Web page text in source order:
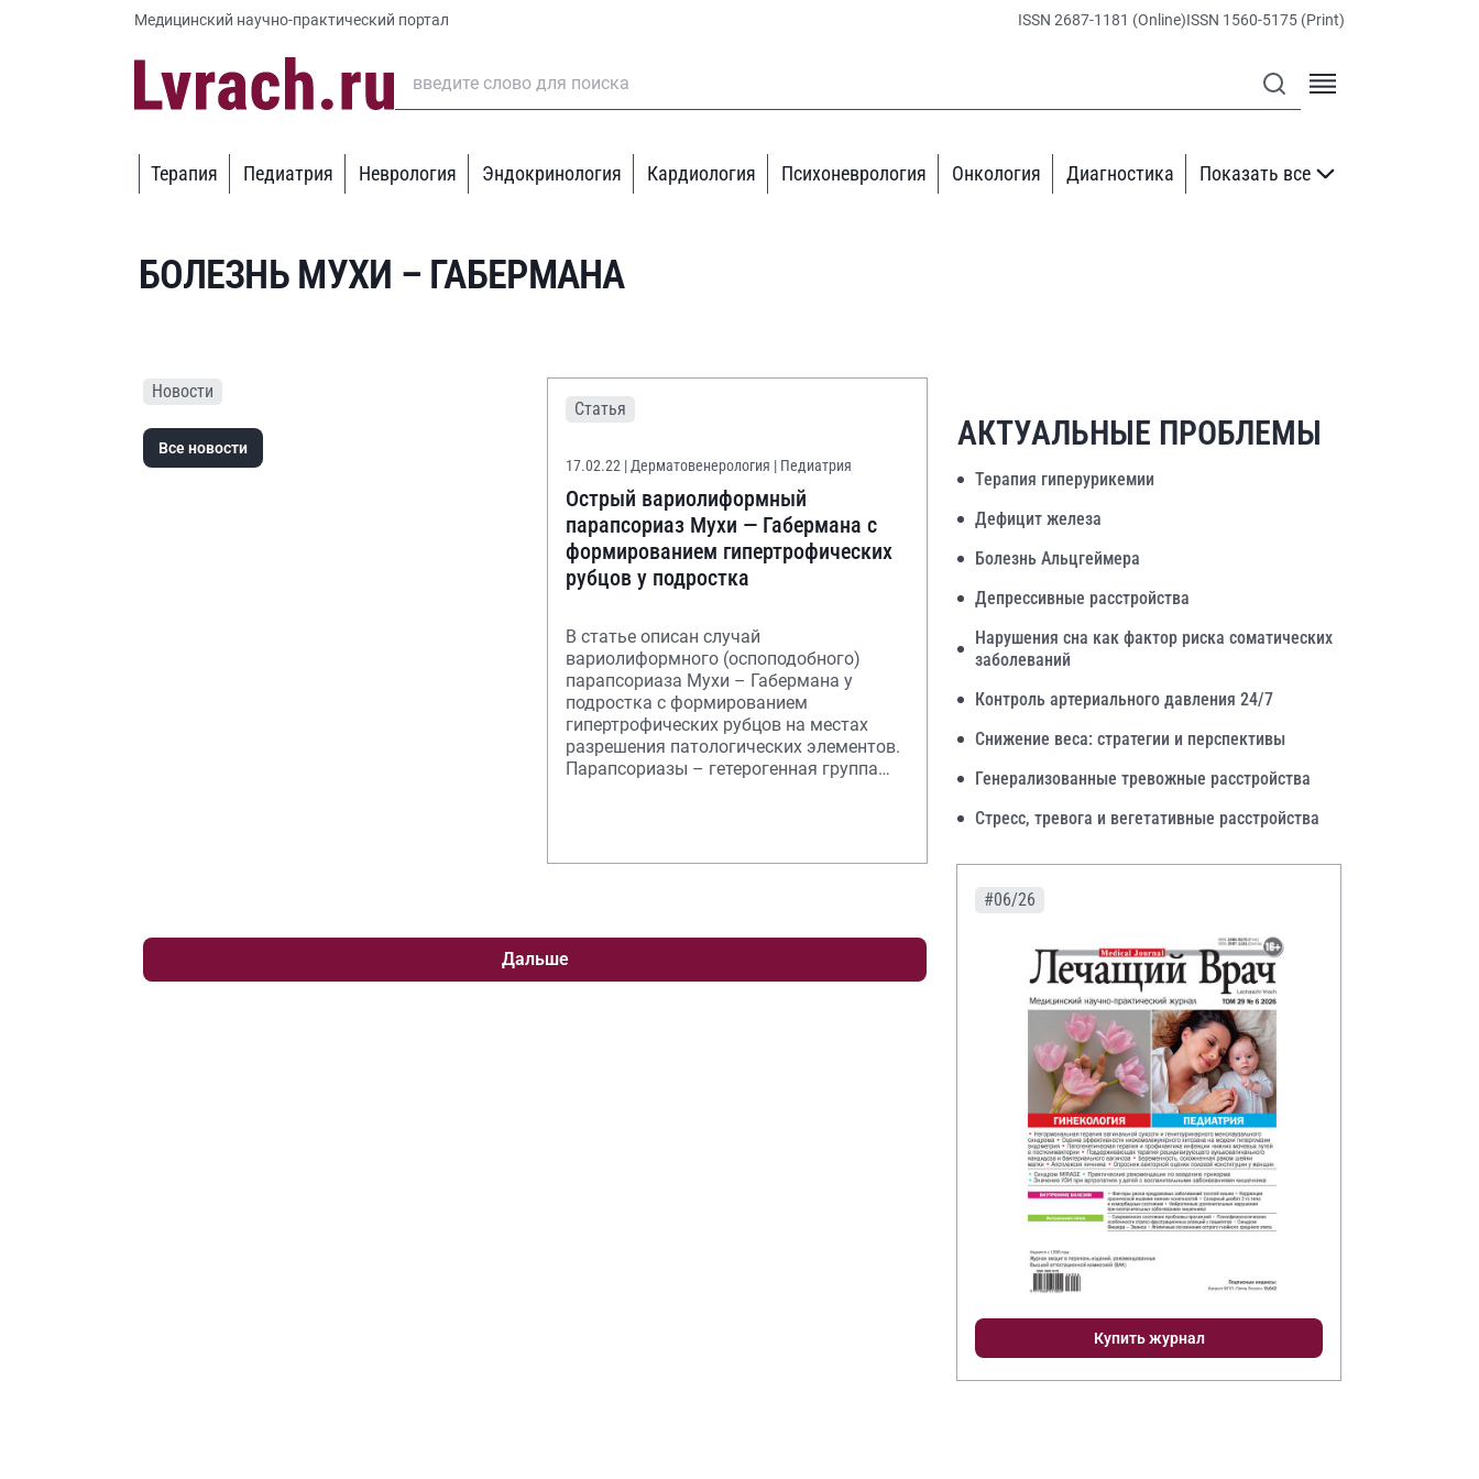
Медицинский научно-практический портал ISSN 2687-1181 (Online)ISSN 1560-5175 (Print)
Терапия Педиатрия Неврология Эндокринология Кардиология Психоневрология Онкология Диагностика Показать все
БОЛЕЗНЬ МУХИ – ГАБЕРМАНА
Новости
Все новости
Статья
17.02.22 | Дерматовенерология | Педиатрия
Острый вариолиформный
парапсориаз Мухи — Габермана с
формированием гипертрофических
рубцов у подростка
В статье описан случай
вариолиформного (оспоподобного)
парапсориаза Мухи – Габермана у
подростка с формированием
гипертрофических рубцов на местах
разрешения патологических элементов.
Парапсориазы – гетерогенная группа
Дальше
АКТУАЛЬНЫЕ ПРОБЛЕМЫ
Терапия гиперурикемии
Дефицит железа
Болезнь Альцгеймера
Депрессивные расстройства
Нарушения сна как фактор риска соматических
заболеваний
Контроль артериального давления 24/7
Снижение веса: стратегии и перспективы
Генерализованные тревожные расстройства
Стресс, тревога и вегетативные расстройства
#06/26
Купить журнал